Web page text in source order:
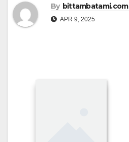
By bittambatami.com
APR 9, 2025